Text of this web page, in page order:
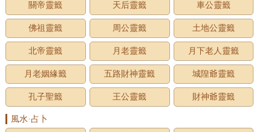
關帝靈籤 天后靈籤 車公靈籤
佛祖靈籤 周公靈籤 土地公靈籤
北帝靈籤 月老靈籤 月下老人靈籤
月老姻緣籤 五路財神靈籤 城隍爺靈籤
孔子聖籤 王公靈籤 財神爺靈籤
風水·占卜